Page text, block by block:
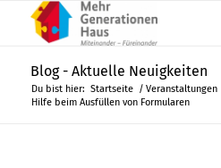
Blog - Aktuelle Neuigkeiten
Du bist hier: Startseite / Veranstaltungen
Hilfe beim Ausfüllen von Formularen